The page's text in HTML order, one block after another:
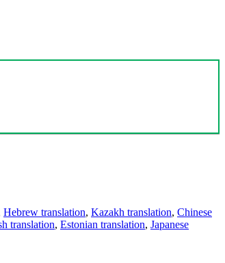
Hebrew translation, Kazakh translation, Chinese
translation, Estonian translation, Japanese